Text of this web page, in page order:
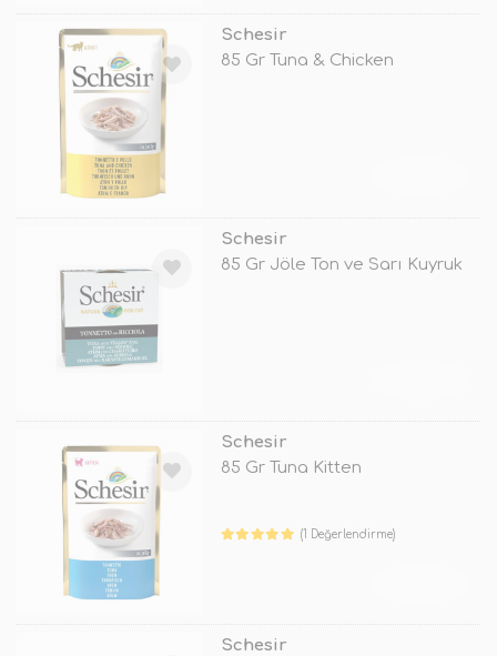
Schesir
85 Gr Tuna & Chicken
Schesir
85 Gr Jöle Ton ve Sarı Kuyruk
Schesir
85 Gr Tuna Kitten
(1 Değerlendirme)
Schesir